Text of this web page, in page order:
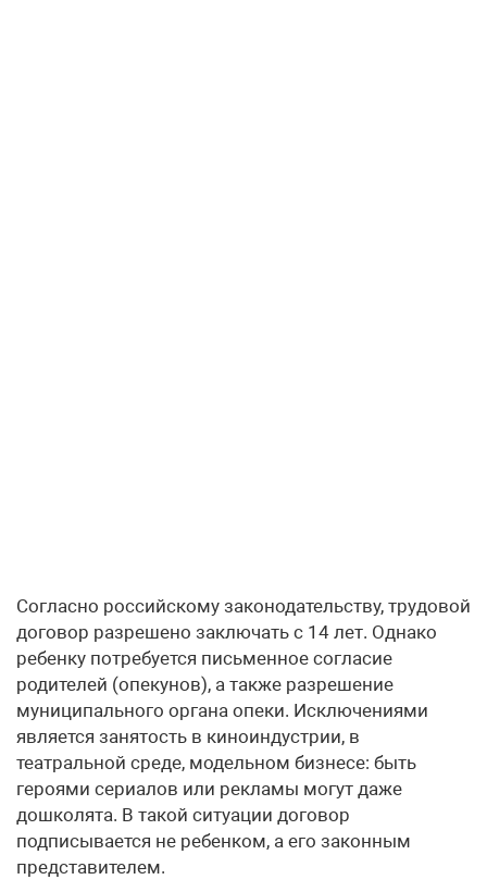
Согласно российскому законодательству, трудовой
договор разрешено заключать с 14 лет. Однако
ребенку потребуется письменное согласие
родителей (опекунов), а также разрешение
муниципального органа опеки. Исключениями
является занятость в киноиндустрии, в
театральной среде, модельном бизнесе: быть
героями сериалов или рекламы могут даже
дошколята. В такой ситуации договор
подписывается не ребенком, а его законным
представителем.